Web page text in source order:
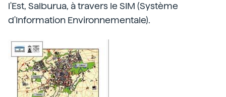
l'Est, Salburua, à travers le SIM (Système
d'Information Environnementale).